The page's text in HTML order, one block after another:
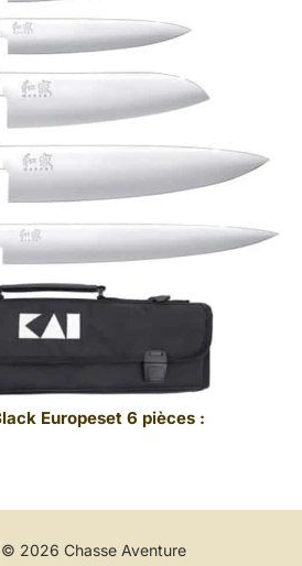
Europeset 6 pièces :
2026 Chasse Aventure